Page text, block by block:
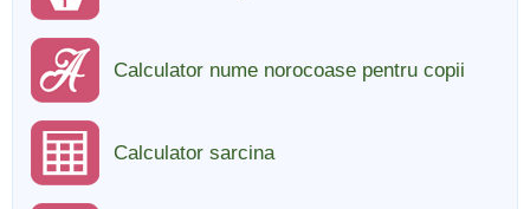
Calculator nume norocoase pentru copii
Calculator sarcina